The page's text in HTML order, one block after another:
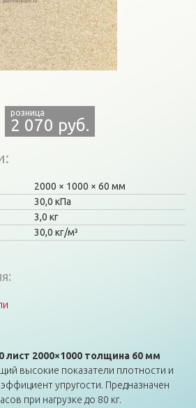
2 070 руб.
2000 1000
60 мм
30,0 кПа
3,0 кг
30,0 кг/м³
лист 2000×1000 толщина 60 мм
высокие показатели плотности и
упругости. Предназначен
при нагрузке до 80 кг.